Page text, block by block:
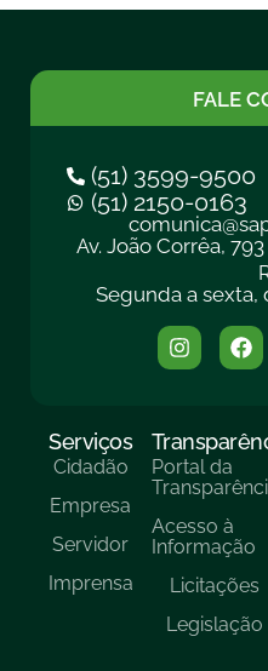
FALE
(51) 3599-9500
(51) 2150-0163
Av. João Corrêa,
Segunda a sexta,
Serviços
Cidadão
Empresa
Servidor
Imprensa
Portal da
Acesso à
Informação
Licitações
Legislação